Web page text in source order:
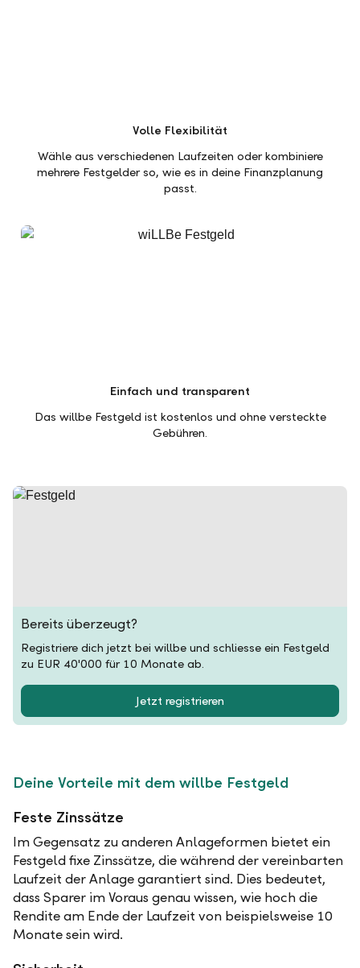
Volle Flexibilität
Wähle aus verschiedenen Laufzeiten oder kombiniere
mehrere Festgelder so, wie es in deine Finanzplanung
passt.
Einfach und transparent
Das willbe Festgeld ist kostenlos und ohne versteckte
Gebühren.
Bereits überzeugt?
Registriere dich jetzt bei willbe und schliesse ein Festgeld
zu EUR 40'000 für 10 Monate ab.
Jetzt registrieren
Deine Vorteile mit dem willbe Festgeld
Feste Zinssätze
Im Gegensatz zu anderen Anlageformen bietet ein
Festgeld fixe Zinssätze, die während der vereinbarten
Laufzeit der Anlage garantiert sind. Dies bedeutet,
dass Sparer im Voraus genau wissen, wie hoch die
Rendite am Ende der Laufzeit von beispielsweise 10
Monate sein wird.